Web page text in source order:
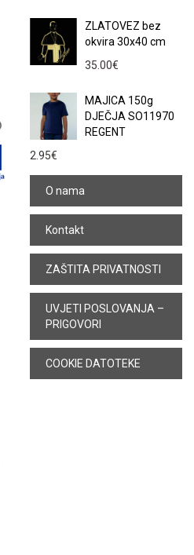
ZLATOVEZ bez
okvira 30x40 cm
35.00€
MAJICA 150g
DJEČJA SO11970
REGENT
2.95€
O nama
Kontakt
ZAŠTITA PRIVATNOSTI
UVJETI POSLOVANJA –
PRIGOVORI
COOKIE DATOTEKE